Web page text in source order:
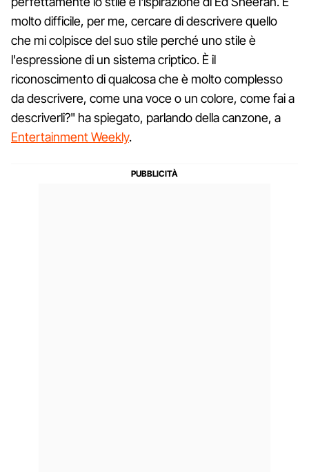
molto difficile, per me, cercare di descrivere quello
che mi colpisce del suo stile perché uno stile è
l'espressione di un sistema criptico. È il
riconoscimento di qualcosa che è molto complesso
da descrivere, come una voce o un colore, come fai a
descriverli?" ha spiegato, parlando della canzone, a
Entertainment Weekly.